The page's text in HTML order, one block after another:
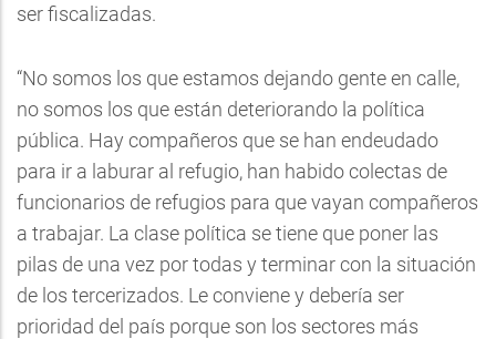
ser fiscalizadas.
“No somos los que estamos dejando gente en calle,
no somos los que están deteriorando la política
pública. Hay compañeros que se han endeudado
para ir a laburar al refugio, han habido colectas de
funcionarios de refugios para que vayan compañeros
a trabajar. La clase política se tiene que poner las
pilas de una vez por todas y terminar con la situación
de los tercerizados. Le conviene y debería ser
prioridad del país porque son los sectores más